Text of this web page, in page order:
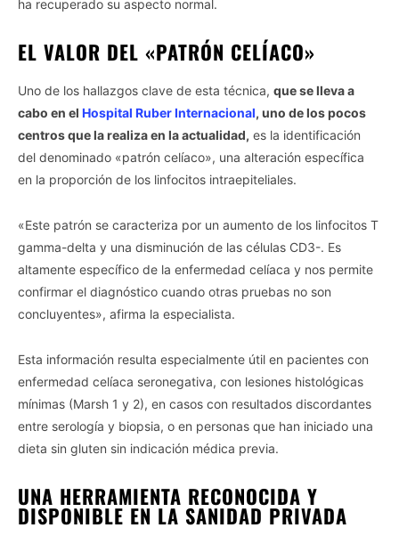
ha recuperado su aspecto normal.
EL VALOR DEL «PATRÓN CELÍACO»
Uno de los hallazgos clave de esta técnica, que se lleva a
cabo en el Hospital Ruber Internacional, uno de los pocos
centros que la realiza en la actualidad, es la identificación
del denominado «patrón celíaco», una alteración específica
en la proporción de los linfocitos intraepiteliales.
«Este patrón se caracteriza por un aumento de los linfocitos T
gamma-delta y una disminución de las células CD3-. Es
altamente específico de la enfermedad celíaca y nos permite
confirmar el diagnóstico cuando otras pruebas no son
concluyentes», afirma la especialista.
Esta información resulta especialmente útil en pacientes con
enfermedad celíaca seronegativa, con lesiones histológicas
mínimas (Marsh 1 y 2), en casos con resultados discordantes
entre serología y biopsia, o en personas que han iniciado una
dieta sin gluten sin indicación médica previa.
UNA HERRAMIENTA RECONOCIDA Y
DISPONIBLE EN LA SANIDAD PRIVADA